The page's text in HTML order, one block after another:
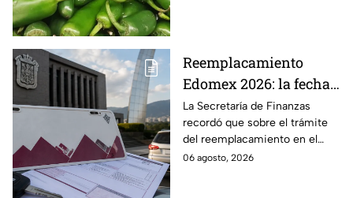
Reemplacamiento
Edomex 2026: la fecha
límite para obtener el
100% de descuento
La Secretaría de Finanzas
recordó que sobre el trámite
del reemplacamiento en el
Edomex, ¿hasta cuándo se
06 agosto, 2026